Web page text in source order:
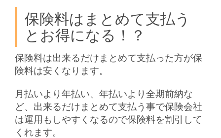
保険料はまとめて支払う
とお得になる！？
保険料は出来るだけまとめて支払った方が保
険料は安くなります。
月払いより年払い、年払いより全期前納な
ど、出来るだけまとめて支払う事で保険会社
は運用もしやすくなるので保険料を割引して
くれます。